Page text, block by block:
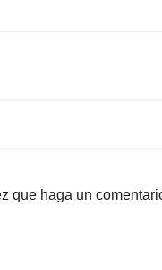
que haga un